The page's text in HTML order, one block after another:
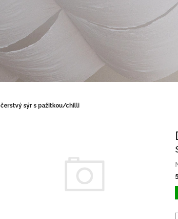
čerstvý sýr s pažitkou/chilli
z